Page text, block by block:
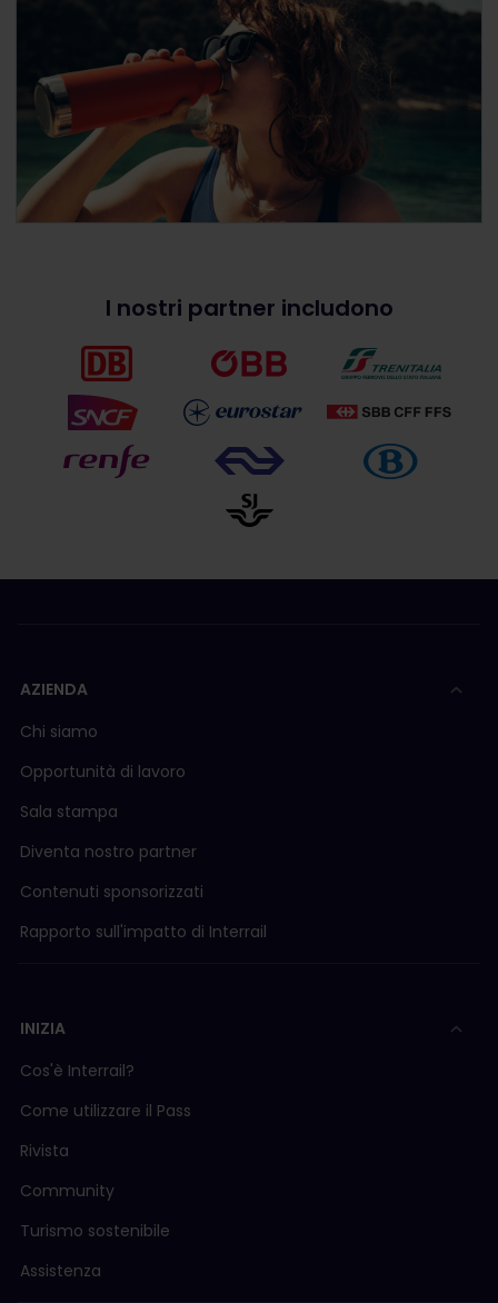
I nostri partner includono
AZIENDA
Chi siamo
Opportunità di lavoro
Sala stampa
Diventa nostro partner
Contenuti sponsorizzati
Rapporto sull'impatto di Interrail
INIZIA
Cos'è Interrail?
Come utilizzare il Pass
Rivista
Community
Turismo sostenibile
Assistenza